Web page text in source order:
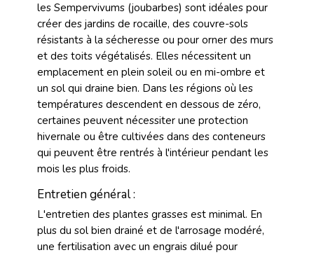
les Sempervivums (joubarbes) sont idéales pour
créer des jardins de rocaille, des couvre-sols
résistants à la sécheresse ou pour orner des murs
et des toits végétalisés. Elles nécessitent un
emplacement en plein soleil ou en mi-ombre et
un sol qui draine bien. Dans les régions où les
températures descendent en dessous de zéro,
certaines peuvent nécessiter une protection
hivernale ou être cultivées dans des conteneurs
qui peuvent être rentrés à l'intérieur pendant les
mois les plus froids.
Entretien général :
L'entretien des plantes grasses est minimal. En
plus du sol bien drainé et de l'arrosage modéré,
une fertilisation avec un engrais dilué pour